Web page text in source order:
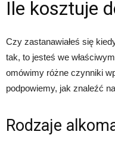
Ile kosztuje
Czy zastanawiałeś się
tak, to jesteś we
omówimy różne czynniki
podpowiemy, jak znaleźć
Rodzaje